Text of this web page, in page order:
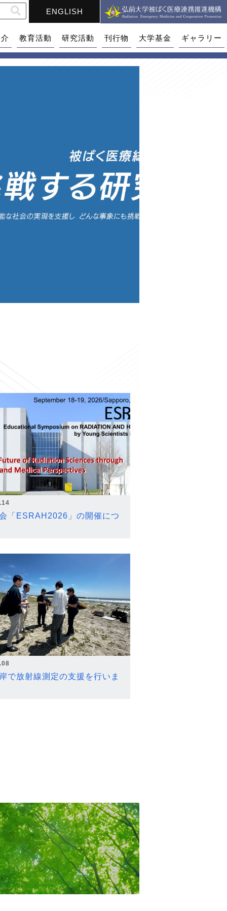
ENGLISH
教育活動 研究活動 刊行物 大学基金 ギャラリー
「ESRAH2026」の開催につ
で放射線測定の支援を行いま